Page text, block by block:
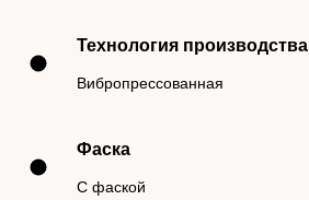
Технология производства
Вибропрессованная
Фаска
С фаской